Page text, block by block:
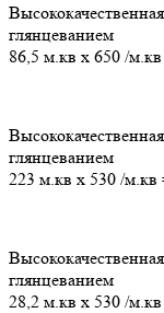
глянцеванием
86,5 м.кв х 650 /м.кв
глянцеванием
223 м.кв х 530 /м.кв
глянцеванием
28,2 м.кв х 530 /м.кв